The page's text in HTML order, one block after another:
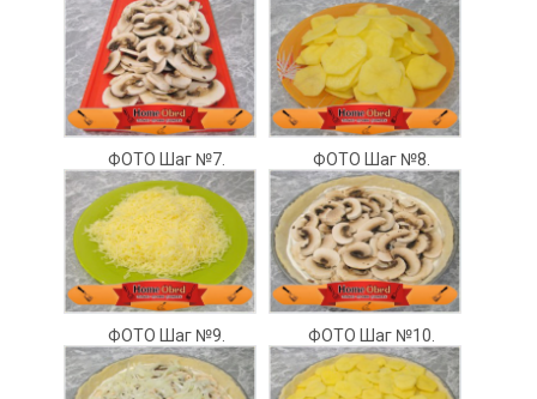
ФОТО Шаг №7. ФОТО Шаг №8.
ФОТО Шаг №9. ФОТО Шаг №10.